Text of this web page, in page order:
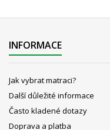
INFORMACE
Jak vybrat matraci?
Další důležité informace
Často kladené dotazy
Doprava a platba